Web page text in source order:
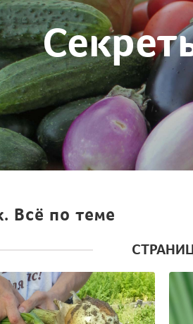
Всё по теме